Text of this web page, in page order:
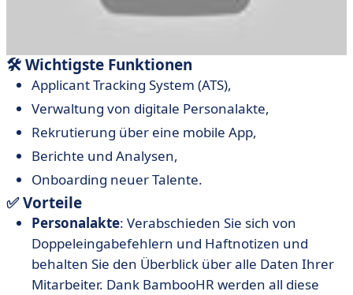
🛠 Wichtigste Funktionen
Applicant Tracking System (ATS),
Verwaltung von digitale Personalakte,
Rekrutierung über eine mobile App,
Berichte und Analysen,
Onboarding neuer Talente.
✅ Vorteile
Personalakte: Verabschieden Sie sich von
Doppeleingabefehlern und Haftnotizen und
behalten Sie den Überblick über alle Daten Ihrer
Mitarbeiter. Dank BambooHR werden all diese